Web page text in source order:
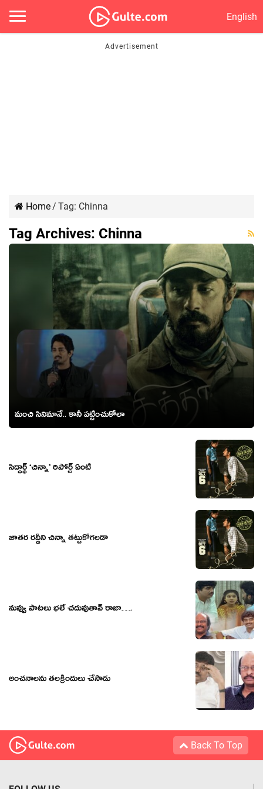
English
Home/ Tag: Chinna
Tag Archives: Chinna
మంచి సినిమానే.. కానీ పట్టించుకోలా
సిద్దార్థ్ ‘చిన్నా’ రిపోర్ట్ ఏంటి
జాతర రద్దీని చిన్నా తట్టుకోగలడా
నువ్వు పాటలు భలే చదువుతావ్ రాజా….
అంచనాలను తలక్రిందులు చేసాడు
Back To Top